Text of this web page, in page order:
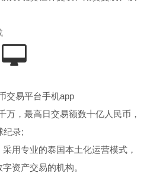
交易平台手机app
万，最高日交易额数十亿人民币，
纪录;
用专业的泰国本土化运营模式，
资产交易的机构。